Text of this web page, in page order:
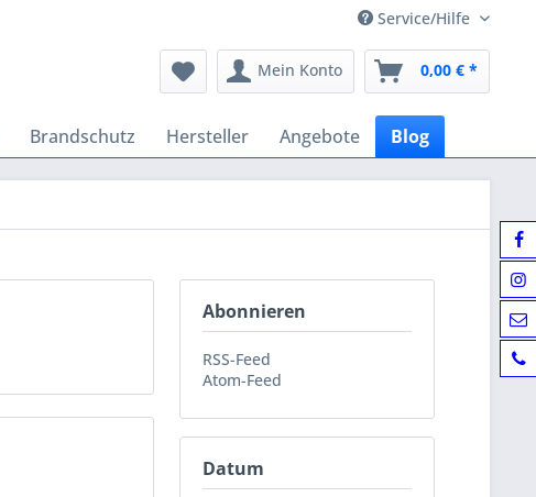
Service/Hilfe
Mein Konto 0,00 € *
Brandschutz Hersteller Angebote Blog
Abonnieren
RSS-Feed
Atom-Feed
Datum